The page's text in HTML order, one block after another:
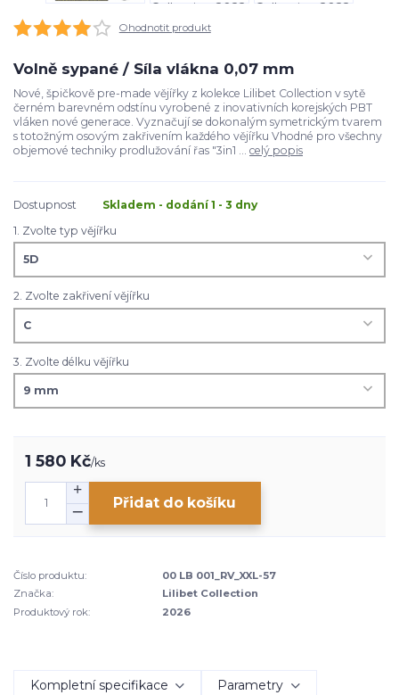
Ohodnotit produkt
Volně sypané / Síla vlákna 0,07 mm
Nové, špičkově pre-made vějířky z kolekce Lilibet Collection v sytě
černém barevném odstínu vyrobené z inovativních korejských PBT
vláken nové generace. Vyznačují se dokonalým symetrickým tvarem
s totožným osovým zakřivením každého vějířku Vhodné pro všechny
objemové techniky prodlužování řas "3in1 ... celý popis
Dostupnost
Skladem - dodání 1 - 3 dny
1. Zvolte typ vějířku
2. Zvolte zakřivení vějířku
3. Zvolte délku vějířku
1 580 Kč/ks
Přidat do košíku
Číslo produktu:
00 LB 001_RV_XXL-57
Značka:
Lilibet Collection
Produktový rok:
2026
Kompletní specifikace Parametry